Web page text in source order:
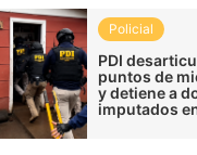
Policial
PDI
puntos de
y detiene a
imputados